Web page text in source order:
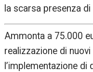
la scarsa presenza
Ammonta a 75.000
realizzazione di
l’implementazione di